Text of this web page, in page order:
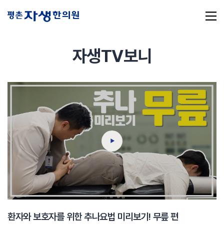
#초음파약침 #척추압박골절
#교통사고후유증 #허리디스크 #목디스크
#추나요법
자생TV보니
환자와 보호자를 위한 추나요법 미리보기! 무릎 편